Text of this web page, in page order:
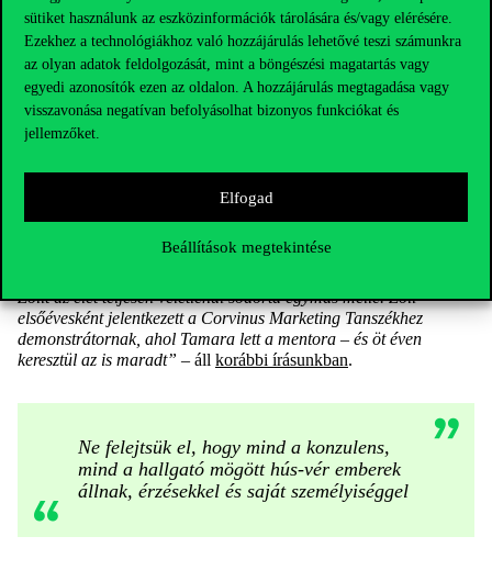
sütiket használunk az eszközinformációk tárolására és/vagy elérésére.
Ezekhez a technológiákhoz való hozzájárulás lehetővé teszi számunkra
az olyan adatok feldolgozását, mint a böngészési magatartás vagy
egyedi azonosítók ezen az oldalon. A hozzájárulás megtagadása vagy
visszavonása negatívan befolyásolhat bizonyos funkciókat és
jellemzőket.
Elfogad
Beállítások megtekintése
szerepe van. Maró Zalán először csak egy alapszakos diplomát
szeretett volna, most azonban négy TDK dolgozattal és több díjjal
a háta mögött már egy PhD-képzést csinál a Corvinus
Egyetemen. Zalán
interjúnkban
konzulensének, Török Áronnak a
szerepét is kiemelte:„Áron és a tanári kar segítségével mindkét
esetben a legfrissebb adatokhoz férhettem hozzá. Sok esetben
hallgatóként ezek az adatbázisok nem elérhetőek számunkra, így
dolgozattal, két Best Paper TDK és egy Hallgatói Tudományos
Zolit az élet teljesen véletlenül sodorta egymás mellé. Zoli
elsőévesként jelentkezett a Corvinus Marketing Tanszékhez
demonstrátornak, ahol Tamara lett a mentora – és öt éven
keresztül az is maradt” – áll korábbi írásunkban.
Ne felejtsük el, hogy mind a konzulens,
mind a hallgató mögött hús-vér emberek
állnak, érzésekkel és saját személyiséggel